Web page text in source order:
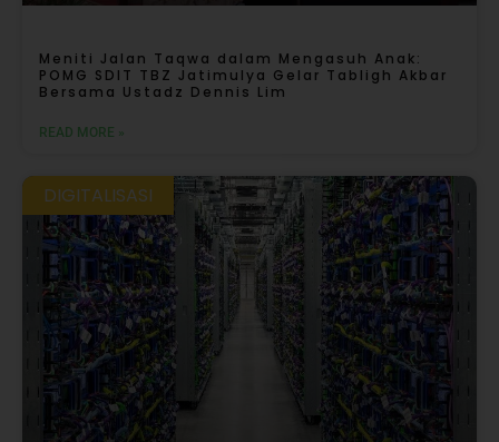
Meniti Jalan Taqwa dalam Mengasuh Anak:
POMG SDIT TBZ Jatimulya Gelar Tabligh Akbar
Bersama Ustadz Dennis Lim
READ MORE »
DIGITALISASI